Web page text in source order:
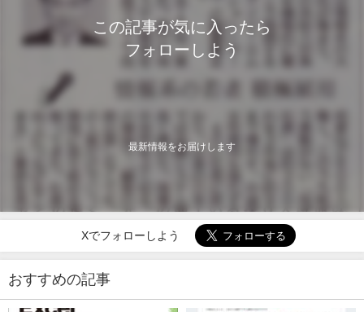
この記事が気に入ったら
フォローしよう
最新情報をお届けします
Xでフォローしよう
おすすめの記事